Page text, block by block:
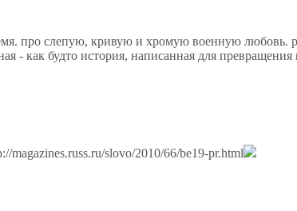
про слепую, кривую и хромую военную любовь.
- как будто история, написанная для превращения
slovo/2010/66/be19-pr.html